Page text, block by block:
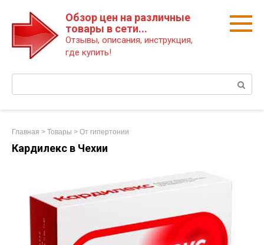
Обзор цен на различные
товары в сети...
Отзывы, описания, инструкция,
где купить!
Главная > Товары > От гипертонии
Кардилекс в Чехии